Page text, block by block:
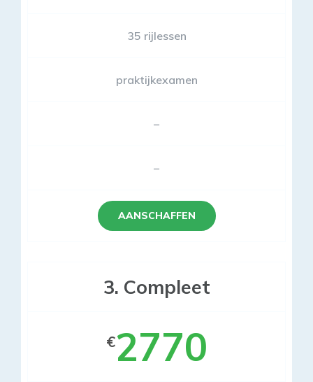
35 rijlessen
praktijkexamen
–
–
AANSCHAFFEN
3. Compleet
€2770